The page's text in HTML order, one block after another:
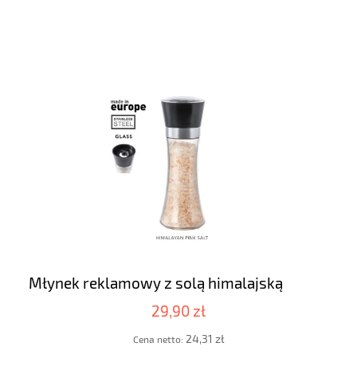
Młynek reklamowy z solą himalajską
29,90 zł
Cena netto: 24,31 zł